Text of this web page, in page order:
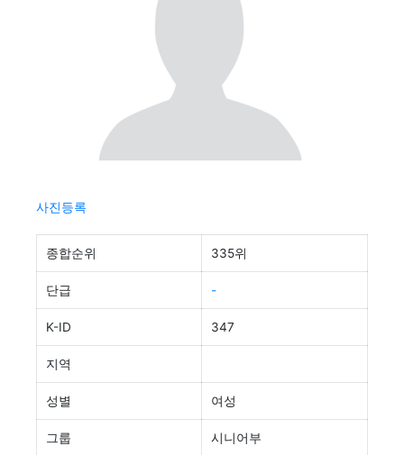
사진등록
종합순위 335위
단급 -
K-ID 347
지역
성별 여성
그룹 시니어부